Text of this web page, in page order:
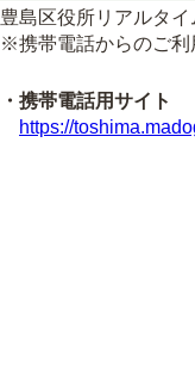
豊島区役所リアルタ
※携帯電話からのご利
・携帯電話用サイト
https://